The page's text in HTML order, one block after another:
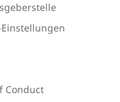
Einstellungen
Conduct